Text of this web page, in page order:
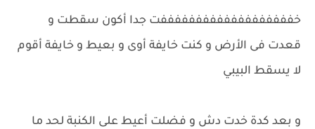
خفففففففففففففففففففت جدا أكون سقطت و
قعدت فى الأرض و كنت خايفة أوى و بعيط و خايفة أقوم
لا يسقط البيبي
و بعد كدة خدت دش و فضلت أعيط على الكنبة لحد ما